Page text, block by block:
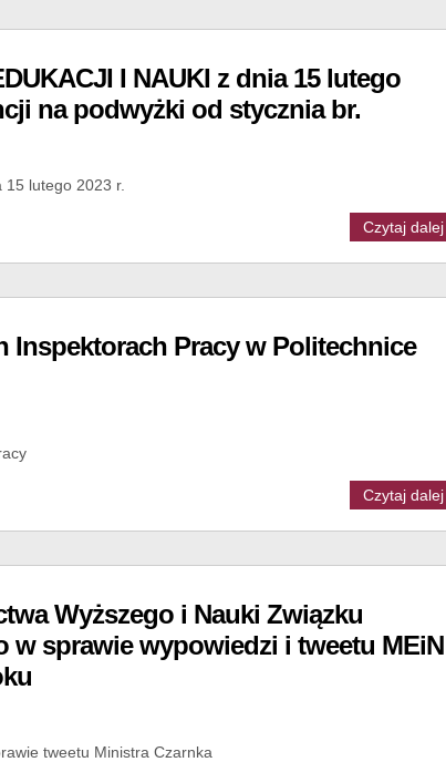
I NAUKI z dnia 15 lutego
na podwyżki od stycznia br.
lutego 2023 r.
Czytaj dalej
Inspektorach Pracy w Politechnice
Czytaj dalej
Wyższego i Nauki Związku
w sprawie wypowiedzi i tweetu MEiN
tweetu Ministra Czarnka